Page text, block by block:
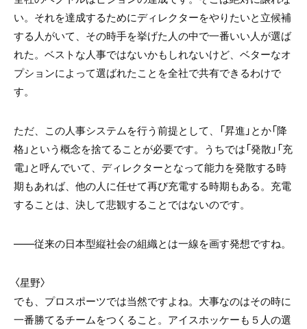
い。それを達成するためにディレクターをやりたいと立候補
する人がいて、その時手を挙げた人の中で一番いい人が選ば
れた。ベストな人事ではないかもしれないけど、ベターなオ
プションによって選ばれたことを全社で共有できるわけで
す。
ただ、この人事システムを行う前提として、「昇進」とか「降
格」という概念を捨てることが必要です。うちでは「発散」「充
電」と呼んでいて、ディレクターとなって能力を発散する時
期もあれば、他の人に任せて再び充電する時期もある。充電
することは、決して悲観することではないのです。
――従来の日本型縦社会の組織とは一線を画す発想ですね。
〈星野〉
でも、プロスポーツでは当然ですよね。大事なのはその時に
一番勝てるチームをつくること。アイスホッケーも５人の選